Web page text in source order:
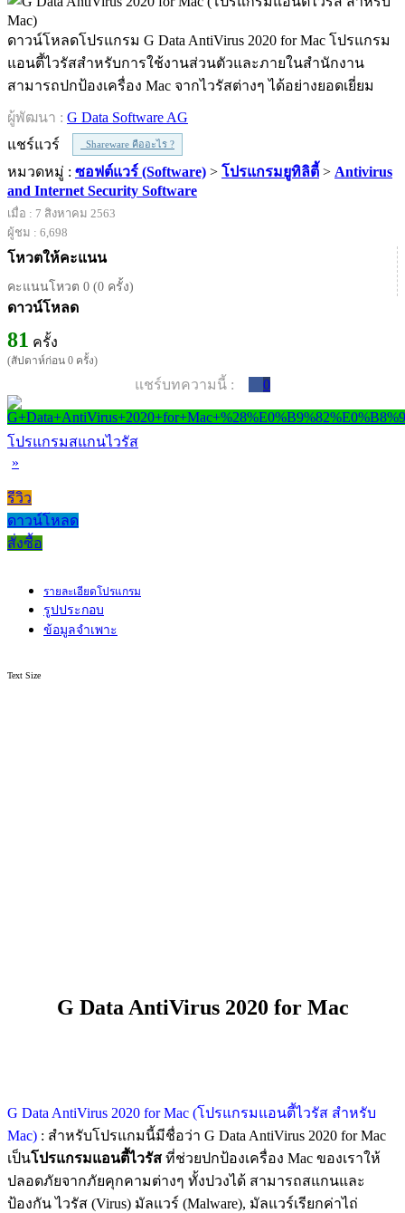
ดาวน์โหลดโปรแกรม G Data AntiVirus 2020 for Mac โปรแกรม
แอนตี้ไวรัสสำหรับการใช้งานส่วนตัวและภายในสำนักงาน
สามารถปกป้องเครื่อง Mac จากไวรัสต่างๆ ได้อย่างยอดเยี่ยม
ผู้พัฒนา : G Data Software AG
แชร์แวร์
Shareware คืออะไร ?
หมวดหมู่ : ซอฟต์แวร์ (Software) > โปรแกรมยูทิลิตี้ > Antivirus
and Internet Security Software
เมื่อ : 7 สิงหาคม 2563
ผู้ชม : 6,698
โหวตให้คะแนน
คะแนนโหวต 0 (0 ครั้ง)
ดาวน์โหลด
81 ครั้ง
(สัปดาห์ก่อน 0 ครั้ง)
แชร์บทความนี้ : 0
โปรแกรมสแกนไวรัส
»
รีวิว
ดาวน์โหลด
สั่งซื้อ
รายละเอียดโปรแกรม
รูปประกอบ
ข้อมูลจำเพาะ
Text Size
G Data AntiVirus 2020 for Mac
G Data AntiVirus 2020 for Mac (โปรแกรมแอนตี้ไวรัส สำหรับ
Mac) : สำหรับโปรแกมนี้มีชื่อว่า G Data AntiVirus 2020 for Mac
เป็นโปรแกรมแอนตี้ไวรัส ที่ช่วยปกป้องเครื่อง Mac ของเราให้
ปลอดภัยจากภัยคุกคามต่างๆ ทั้งปวงได้ สามารถสแกนและ
ป้องกัน ไวรัส (Virus) มัลแวร์ (Malware), มัลแวร์เรียกค่าไถ่